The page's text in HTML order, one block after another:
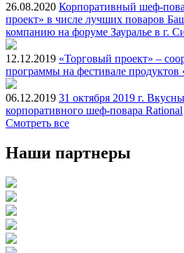
26.08.2020 Корпоративный шеф-
проект» в числе лучших поваров
компанию на форуме Зауралье в г.
12.12.2019 «Торговый проект» –
программы на фестивале
06.12.2019 31 октября 2019 г.
корпоративного шеф-повара Rational
Смотреть все
Наши партнеры